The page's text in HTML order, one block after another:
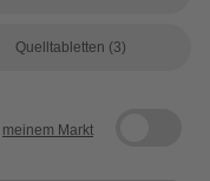
Quelltabletten (3)
meinem Markt